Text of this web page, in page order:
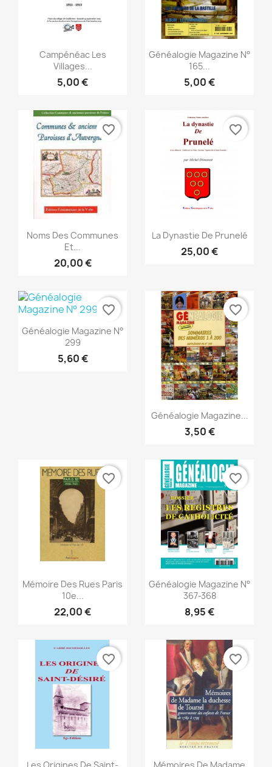
Vista rápida
Campénéac Les
Villages...
5,00 €
Vista rápida
Généalogie Magazine N°
165...
5,00 €
 Vista rápida
Noms Des Communes
Et...
20,00 €
favorite_border
Vista rápida
La Dynastie De Prunelé
25,00 €
favorite_border
Vista rápida
Généalogie Magazine N°
299
5,60 €
favorite_border
Vista rápida
Généalogie Magazine...
3,50 €
favorite_border
Vista rápida
Mémoire Des Rues Paris
10e...
22,00 €
favorite_border
Vista rápida
Généalogie Magazine N°
367-368
8,95 €
favorite_border
Vista rápida
Les Origines De Saint-
favorite_border
Vista rápida
Mémoires De Madame
favorite_border